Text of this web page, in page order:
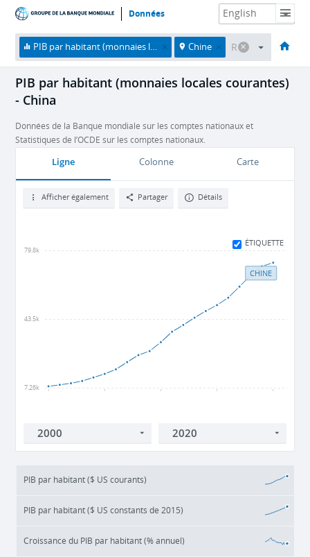
Données
Accueil Économies Thèmes Données et ressources À propos
PIB par habitant (monnaies locales courantes) Chine
PIB par habitant (monnaies locales courantes)
- China
Données de la Banque mondiale sur les comptes nationaux et
Statistiques de l’OCDE sur les comptes nationaux.
Ligne Colonne Carte
Afficher également Partager Détails
ÉTIQUETTE
7.26k
43.5k
79.8k
CHINE
PIB par habitant ($ US courants)
PIB par habitant ($ US constants de 2015)
Croissance du PIB par habitant (% annuel)